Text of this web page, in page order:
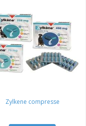
Zylkene compresse